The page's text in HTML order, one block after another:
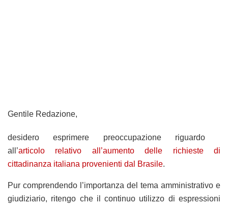
Gentile Redazione,
desidero esprimere preoccupazione riguardo
all’articolo relativo all’aumento delle richieste di
cittadinanza italiana provenienti dal Brasile.
Pur comprendendo l’importanza del tema amministrativo e
giudiziario, ritengo che il continuo utilizzo di espressioni